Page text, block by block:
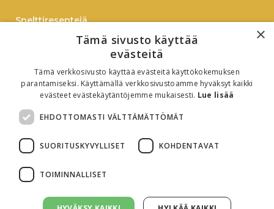
Spelttireseptejä
Verkkokauppaan
B2B
Oiva-raportti
×
Tämä sivusto käyttää
evästeitä
Tämä verkkosivusto käyttää evästeitä käyttökokemuksen
parantamiseksi. Käyttämällä verkkosivustoamme hyväksyt kaikki
evästeet evästekäytäntöjemme mukaisesti. Lue lisää
EHDOTTOMASTI VÄLTTÄMÄTTÖMÄT
SUORITUSKYVYLLISET KOHDENTAVAT
TOIMINNALLISET